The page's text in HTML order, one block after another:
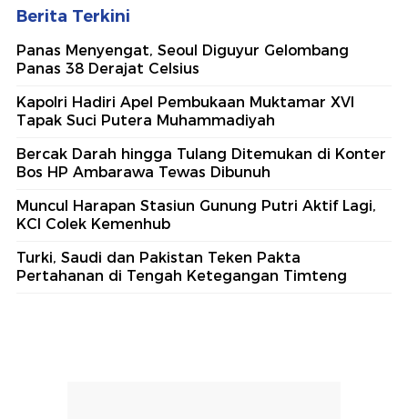
Berita Terkini
Panas Menyengat, Seoul Diguyur Gelombang
Panas 38 Derajat Celsius
Kapolri Hadiri Apel Pembukaan Muktamar XVI
Tapak Suci Putera Muhammadiyah
Bercak Darah hingga Tulang Ditemukan di Konter
Bos HP Ambarawa Tewas Dibunuh
Muncul Harapan Stasiun Gunung Putri Aktif Lagi,
KCI Colek Kemenhub
Turki, Saudi dan Pakistan Teken Pakta
Pertahanan di Tengah Ketegangan Timteng